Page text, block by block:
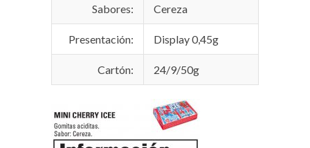
Sabores: Cereza
Presentación: Display 0,45g
Cartón: 24/9/50g